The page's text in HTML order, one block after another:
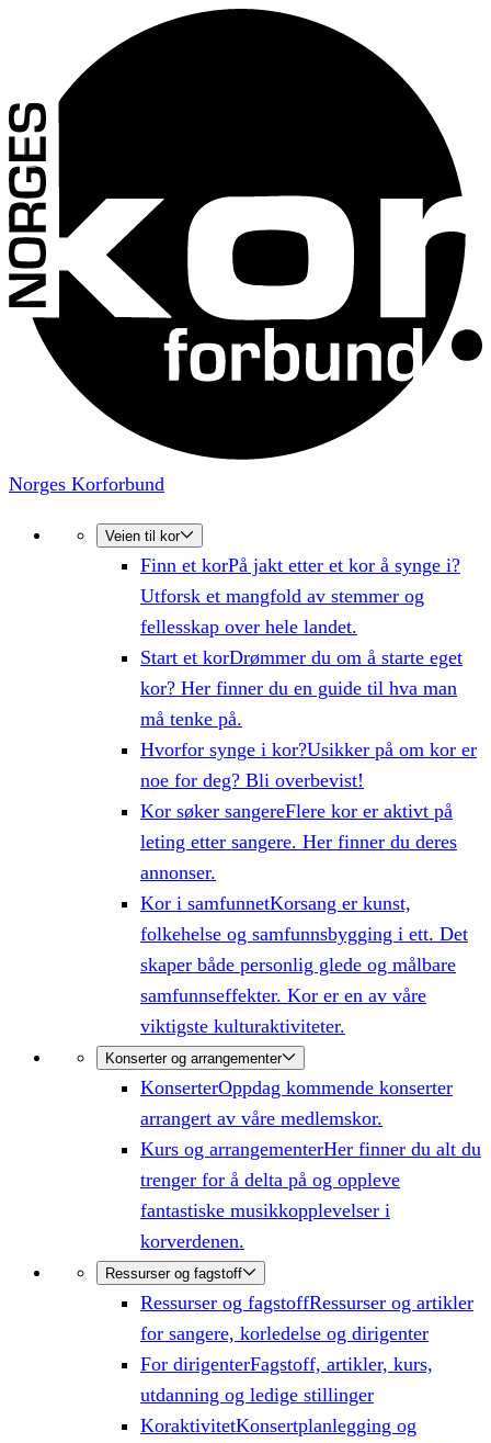
Norges Korforbund
Veien til kor
Finn et korPå jakt etter et kor å synge i?
Utforsk et mangfold av stemmer og
fellesskap over hele landet.
Start et korDrømmer du om å starte eget
kor? Her finner du en guide til hva man
må tenke på.
Hvorfor synge i kor?Usikker på om kor er
noe for deg? Bli overbevist!
Kor søker sangereFlere kor er aktivt på
leting etter sangere. Her finner du deres
annonser.
Kor i samfunnetKorsang er kunst,
folkehelse og samfunnsbygging i ett. Det
skaper både personlig glede og målbare
samfunnseffekter. Kor er en av våre
viktigste kulturaktiviteter.
Konserter og arrangementer
KonserterOppdag kommende konserter
arrangert av våre medlemskor.
Kurs og arrangementerHer finner du alt du
trenger for å delta på og oppleve
fantastiske musikkopplevelser i
korverdenen.
Ressurser og fagstoff
Ressurser og fagstoffRessurser og artikler
for sangere, korledelse og dirigenter
For dirigenterFagstoff, artikler, kurs,
utdanning og ledige stillinger
KoraktivitetKonsertplanlegging og